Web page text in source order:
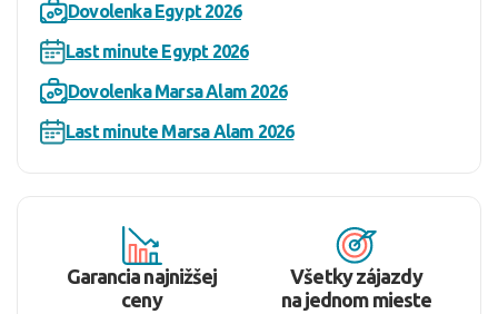
Dovolenka Egypt 2026
Last minute Egypt 2026
Dovolenka Marsa Alam 2026
Last minute Marsa Alam 2026
Garancia najnižšej
ceny
Všetky zájazdy
na jednom mieste